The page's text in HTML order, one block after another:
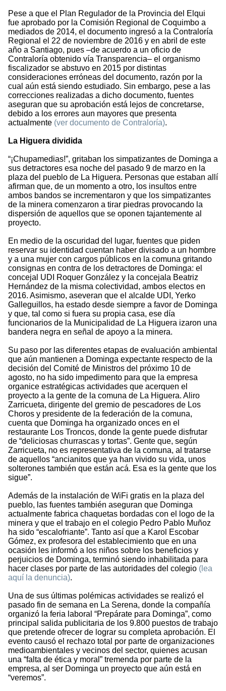
Pese a que el Plan Regulador de la Provincia del Elqui
fue aprobado por la Comisión Regional de Coquimbo a
mediados de 2014, el documento ingresó a la Contraloría
Regional el 22 de noviembre de 2016 y en abril de este
año a Santiago, pues –de acuerdo a un oficio de
Contraloría obtenido vía Transparencia– el organismo
fiscalizador se abstuvo en 2015 por distintas
consideraciones erróneas del documento, razón por la
cual aún está siendo estudiado. Sin embargo, pese a las
correcciones realizadas a dicho documento, fuentes
aseguran que su aprobación está lejos de concretarse,
debido a los errores aun mayores que presenta
actualmente (ver documento de Contraloría).
La Higuera dividida
“¡Chupamedias!”, gritaban los simpatizantes de Dominga a
sus detractores esa noche del pasado 9 de marzo en la
plaza del pueblo de La Higuera. Personas que estaban allí
afirman que, de un momento a otro, los insultos entre
ambos bandos se incrementaron y que los simpatizantes
de la minera comenzaron a tirar piedras provocando la
dispersión de aquellos que se oponen tajantemente al
proyecto.
En medio de la oscuridad del lugar, fuentes que piden
reservar su identidad cuentan haber divisado a un hombre
y a una mujer con cargos públicos en la comuna gritando
consignas en contra de los detractores de Dominga: el
concejal UDI Roquer González y la concejala Beatriz
Hernández de la misma colectividad, ambos electos en
2016. Asimismo, aseveran que el alcalde UDI, Yerko
Galleguillos, ha estado desde siempre a favor de Dominga
y que, tal como si fuera su propia casa, ese día
funcionarios de la Municipalidad de La Higuera izaron una
bandera negra en señal de apoyo a la minera.
Su paso por las diferentes etapas de evaluación ambiental
que aún mantienen a Dominga expectante respecto de la
decisión del Comité de Ministros del próximo 10 de
agosto, no ha sido impedimento para que la empresa
organice estratégicas actividades que acerquen el
proyecto a la gente de la comuna de La Higuera. Aliro
Zarricueta, dirigente del gremio de pescadores de Los
Choros y presidente de la federación de la comuna,
cuenta que Dominga ha organizado onces en el
restaurante Los Troncos, donde la gente puede disfrutar
de “deliciosas churrascas y tortas”. Gente que, según
Zarricueta, no es representativa de la comuna, al tratarse
de aquellos “ancianitos que ya han vivido su vida, unos
solterones también que están acá. Esa es la gente que los
sigue”.
Además de la instalación de WiFi gratis en la plaza del
pueblo, las fuentes también aseguran que Dominga
actualmente fabrica chaquetas bordadas con el logo de la
minera y que el trabajo en el colegio Pedro Pablo Muñoz
ha sido “escalofriante”. Tanto así que a Karol Escobar
Gómez, ex profesora del establecimiento que en una
ocasión les informó a los niños sobre los beneficios y
perjuicios de Dominga, terminó siendo inhabilitada para
hacer clases por parte de las autoridades del colegio (lea
aquí la denuncia).
Una de sus últimas polémicas actividades se realizó el
pasado fin de semana en La Serena, donde la compañía
organizó la feria laboral “Prepárate para Dominga”, como
principal salida publicitaria de los 9.800 puestos de trabajo
que pretende ofrecer de lograr su completa aprobación. El
evento causó el rechazo total por parte de organizaciones
medioambientales y vecinos del sector, quienes acusan
una “falta de ética y moral” tremenda por parte de la
empresa, al ser Dominga un proyecto que aún está en
“veremos”.